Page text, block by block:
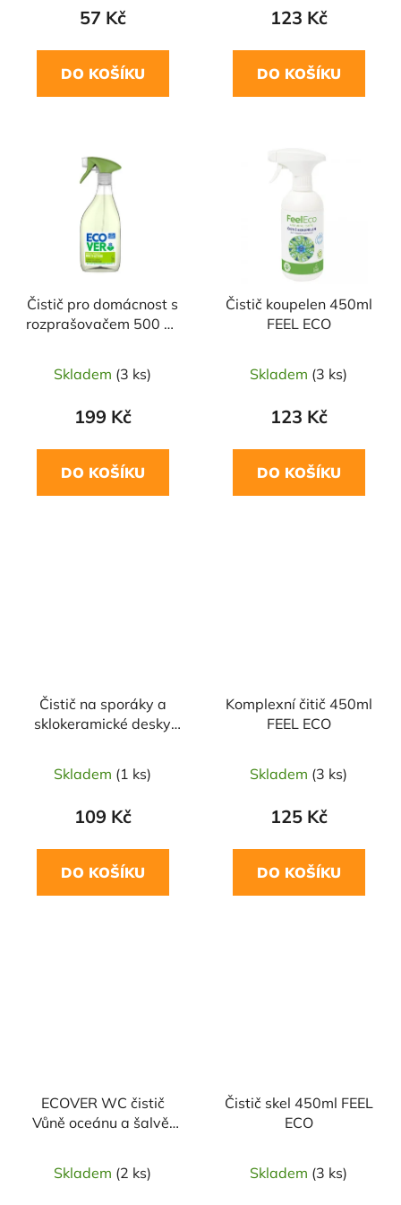
57 Kč
DO KOŠÍKU
123 Kč
DO KOŠÍKU
Čistič pro domácnost s
rozprašovačem 500 ml
Skladem (3 ks)
199 Kč
DO KOŠÍKU
Čistič koupelen 450ml
FEEL ECO
Skladem (3 ks)
123 Kč
DO KOŠÍKU
Čistič na sporáky a
sklokeramické desky
Skladem (1 ks)
109 Kč
DO KOŠÍKU
Komplexní čitič 450ml
FEEL ECO
Skladem (3 ks)
125 Kč
DO KOŠÍKU
ECOVER WC čistič
Vůně oceánu a šalvěj
Skladem (2 ks)
Čistič skel 450ml FEEL
ECO
Skladem (3 ks)